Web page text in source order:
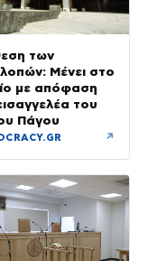
των
Μένει στο
με απόφαση
του
Πάγου
↗